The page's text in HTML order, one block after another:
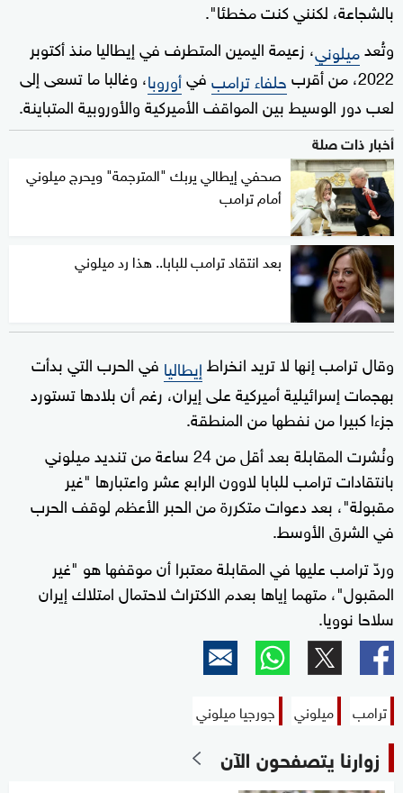
بالشجاعة، لكنني كنت مخطئا".
وتُعدميلوني، زعيمة اليمين المتطرف في إيطاليا منذ أكتوبر
2022، من أقرب
حلفاء ترامبفيأوروبا، وغالبا ما تسعى إلى
لعب دور الوسيط بين المواقف الأميركية والأوروبية المتباينة.
أخبار ذات صلة
صحفي إيطالي يربك "المترجمة" ويحرج ميلوني
أمام ترامب
بعد انتقاد ترامب للبابا.. هذا رد ميلوني
وقال ترامب إنها لا تريد انخراطإيطاليا في الحرب التي بدأت
بهجمات إسرائيلية أميركية على إيران، رغم أن بلادها تستورد
جزءا كبيرا من نفطها من المنطقة.
ونُشرت المقابلة بعد أقل من 24 ساعة من تنديد ميلوني
بانتقادات ترامب للبابا لاوون الرابع عشر واعتبارها "غير
مقبولة"، بعد دعوات متكررة من الحبر الأعظم لوقف الحرب
في الشرق الأوسط.
وردّ ترامب عليها في المقابلة معتبرا أن موقفها هو "غير
المقبول"، متهما إياها بعدم الاكتراث لاحتمال امتلاك إيران
سلاحا نوويا.
ترامب ميلوني جورجيا ميلوني
زوارنا يتصفحون الآن